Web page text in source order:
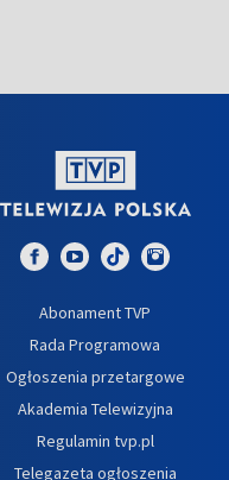
Abonament TVP
Rada Programowa
Ogłoszenia przetargowe
Akademia Telewizyjna
Regulamin tvp.pl
Telegazeta ogłoszenia